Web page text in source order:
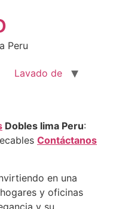
Peru
Lavado de
Dobles lima Peru:
Contáctanos
en una
y oficinas
y su